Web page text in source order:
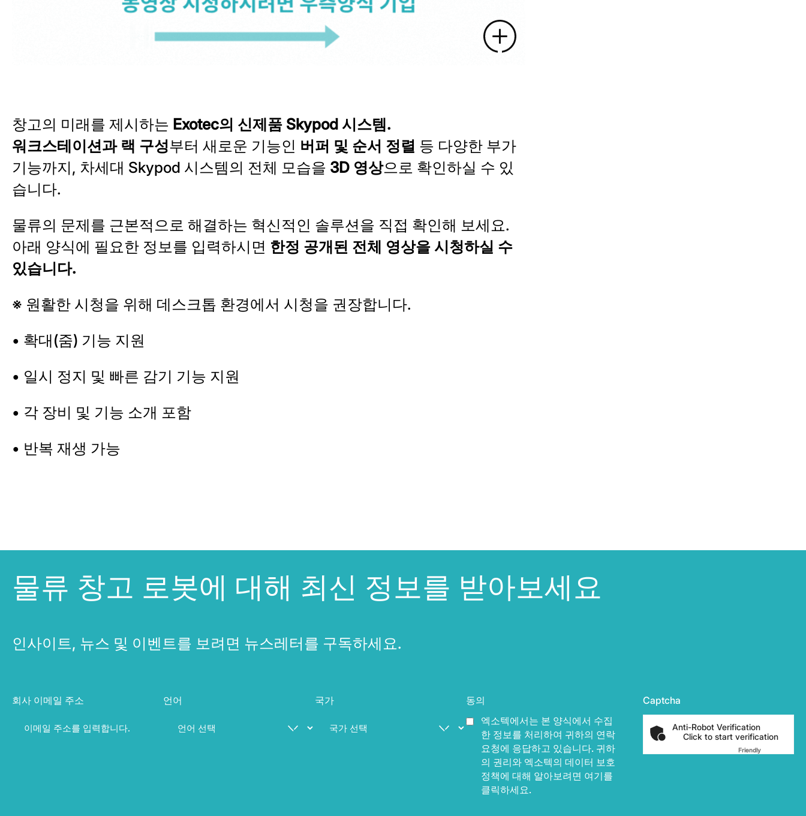
창고의 미래를 제시하는 Exotec의 신제품 Skypod 시스템.
워크스테이션과 랙 구성부터 새로운 기능인 버퍼 및 순서 정렬 등 다양한 부가
기능까지, 차세대 Skypod 시스템의 전체 모습을 3D 영상으로 확인하실 수 있
습니다.
물류의 문제를 근본적으로 해결하는 혁신적인 솔루션을 직접 확인해 보세요.
아래 양식에 필요한 정보를 입력하시면 한정 공개된 전체 영상을 시청하실 수
있습니다.
※ 원활한 시청을 위해 데스크톱 환경에서 시청을 권장합니다.
• 확대(줌) 기능 지원
• 일시 정지 및 빠른 감기 기능 지원
• 각 장비 및 기능 소개 포함
• 반복 재생 가능
물류 창고 로봇에 대해 최신 정보를 받아보세요
인사이트, 뉴스 및 이벤트를 보려면 뉴스레터를 구독하세요.
회사 이메일 주소 언어 국가
동의
엑소텍에서는 본 양식에서 수집
한 정보를 처리하여 귀하의 연락
요청에 응답하고 있습니다. 귀하
의 권리와 엑소텍의 데이터 보호
정책에 대해 알아보려면 여기를
클릭하세요.
Captcha
Anti-Robot Verification
Click to start verification
FriendlyCaptcha ⇗